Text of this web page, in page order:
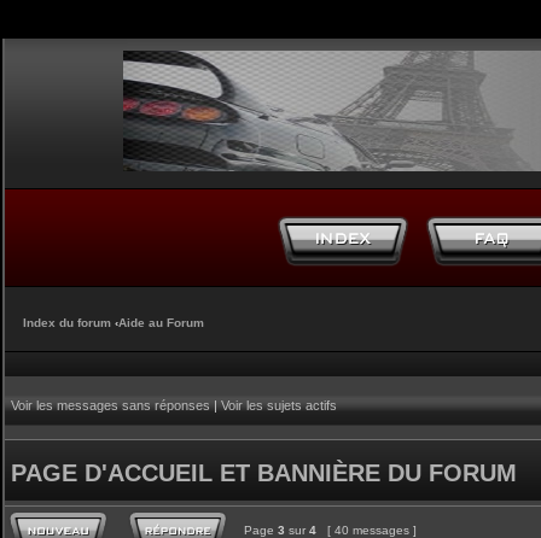
Index du forum ‹Aide au Forum
Voir les messages sans réponses|Voir les sujets actifs
PAGE D'ACCUEIL ET BANNIÈRE DU FORUM
Page 3 sur 4 [ 40 messages ]